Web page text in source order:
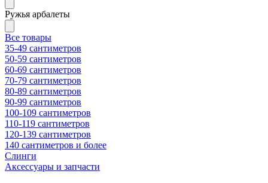
Ружья арбалеты
Все товары
35-49 сантиметров
50-59 сантиметров
60-69 сантиметров
70-79 сантиметров
80-89 сантиметров
90-99 сантиметров
100-109 сантиметров
110-119 сантиметров
120-139 сантиметров
140 сантиметров и более
Слинги
Аксессуары и запчасти